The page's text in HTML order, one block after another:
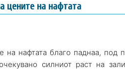
цените на нафтата
на нафтата благо паднаа, под
силниот раст на